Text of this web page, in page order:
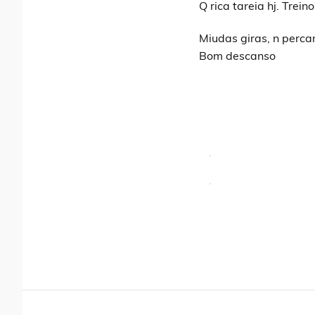
Q rica tareia hj.
Miudas giras, n
Bom descanso